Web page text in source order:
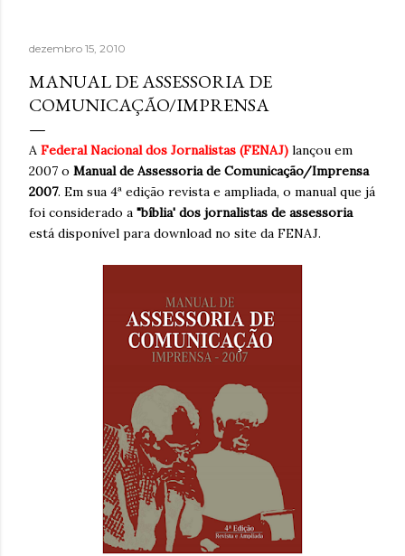
para se distrair. Existia um limite de quanto era possível
diminuir a ansiedade, mas cada pequena coisa fazia toda
diferença. Ansiedade era algo que não desejava para
ninguém. Então, temporariamente se imaginar em um
lugar seguro poderia fazer toda diferença. Era algo que
muita gente já fazia de forma intuitiva, mas que ao
reaprender ganha um novo significado. Após dias sem
escrever, estava sentindo falta de brincar com as
palavras. A verdade é qu...
dezembro 15, 2010
MANUAL DE ASSESSORIA DE
COMUNICAÇÃO/IMPRENSA
A Federal Nacional dos Jornalistas (FENAJ) lançou em
2007 o Manual de Assessoria de Comunicação/Imprensa
2007. Em sua 4ª edição revista e ampliada, o manual que já
foi considerado a "bíblia' dos jornalistas de assessoria
está disponível para download no site da FENAJ.